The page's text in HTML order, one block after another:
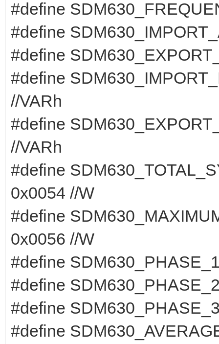
#define
#define
#define
#define
//VARh
#define
//VARh
#define
0x0054 //W
#define
0x0056 //W
#define
#define
#define
#define